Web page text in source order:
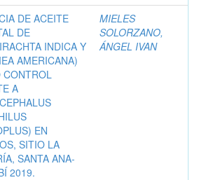
DE ACEITE
DE
INDICA Y
AMERICANA)
CONTROL
A
EN
SITIO LA
SANTA ANA-
2019.
MIELES
SOLORZANO,
ÁNGEL IVAN